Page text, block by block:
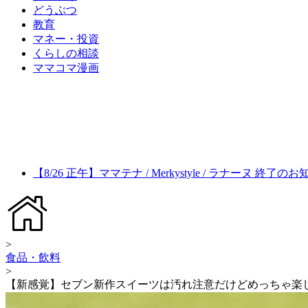
どうぶつ
教育
マネー・投資
くらしの相談
ママコマ漫画
【8/26 正午】ママテナ / Merkystyle / ラナーヌ 終了のお
>
食品・飲料
>
【新感覚】セブン新作スイーツは汚れ注意だけどめっちゃ楽